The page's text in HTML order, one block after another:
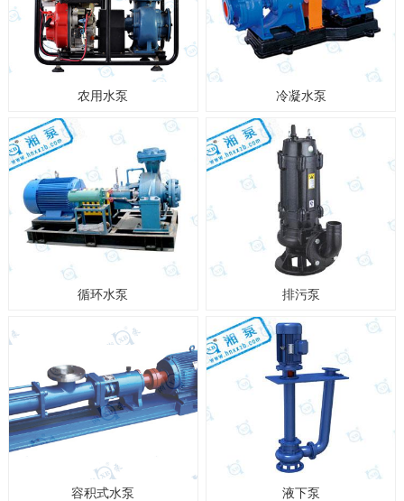
农用水泵 冷凝水泵
循环水泵 排污泵
容积式水泵 液下泵